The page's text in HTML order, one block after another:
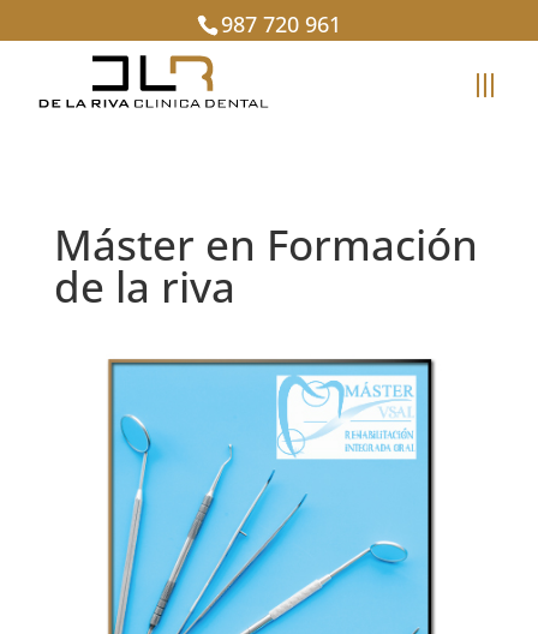
987 720 961
Máster en Formación
de la riva